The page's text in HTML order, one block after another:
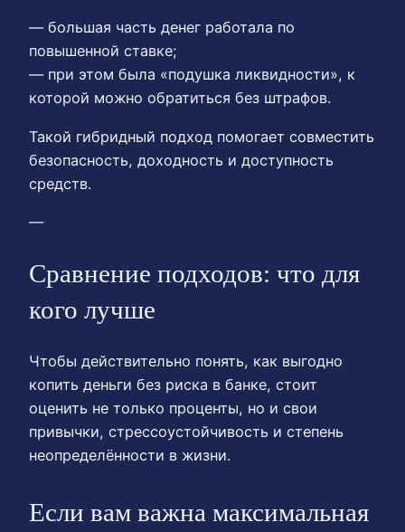
— большая часть денег работала по
повышенной ставке;
— при этом была «подушка ликвидности», к
которой можно обратиться без штрафов.
Такой гибридный подход помогает совместить
безопасность, доходность и доступность
средств.
—
Сравнение подходов: что для
кого лучше
Чтобы действительно понять, как выгодно
копить деньги без риска в банке, стоит
оценить не только проценты, но и свои
привычки, стрессоустойчивость и степень
неопределённости в жизни.
Если вам важна максимальная